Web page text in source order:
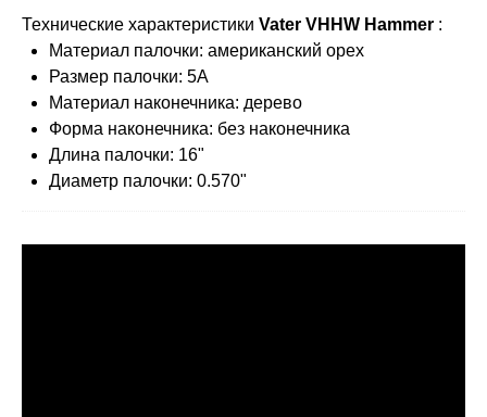
Технические характеристики Vater VHHW Hammer :
Материал палочки: американский орех
Размер палочки: 5A
Материал наконечника: дерево
Форма наконечника: без наконечника
Длина палочки: 16"
Диаметр палочки: 0.570"